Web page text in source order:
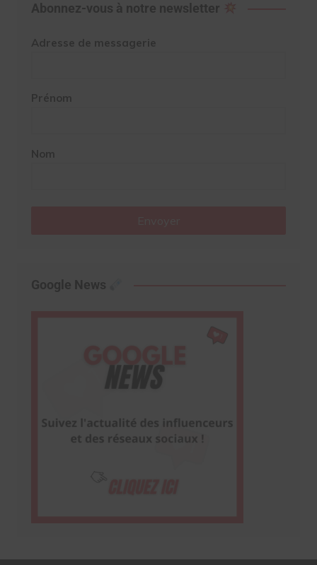
Abonnez-vous à notre newsletter
Adresse de messagerie
Prénom
Nom
Google News